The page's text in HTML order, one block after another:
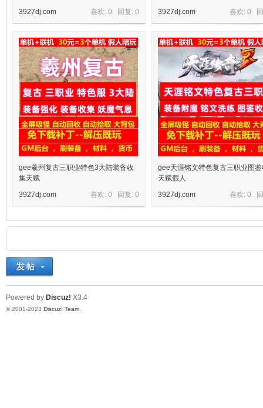
喜欢: 0 回复: 0
3927dj.com
喜欢: 0
3927dj.com
gee羲州复古三职业特色3大陆装备收
集天赋
喜欢: 0 回复: 0
3927dj.com
gee天涯铭文特色复古三职业图
天赋假人
喜欢: 0
3927dj.com
Powered by Discuz! X3.4
© 2001-2023 Discuz! Team.